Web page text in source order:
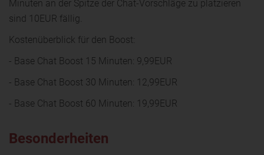
Minuten an der Spitze der Chat-Vorschläge zu platzieren
sind 10EUR fällig.
Kostenüberblick für den Boost:
- Base Chat Boost 15 Minuten: 9,99EUR
- Base Chat Boost 30 Minuten: 12,99EUR
- Base Chat Boost 60 Minuten: 19,99EUR
Besonderheiten